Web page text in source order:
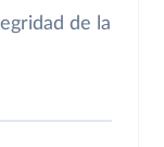
de la